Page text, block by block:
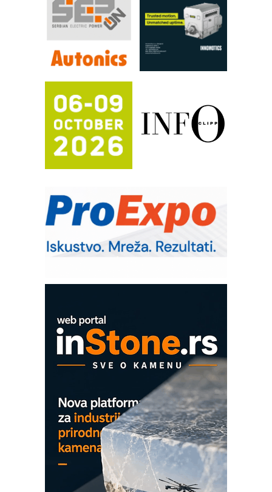
FANUC: Najbolje za vašu pametnu
automatizaciju
Efikasno upravljanje energijom
Automatizacija pakovanja · Display
Potpuna efikasnost bez složenih
sistema
Trajna oznaka kao dugoročna korist
Bezbednost na prvom mestu!
IB BLUMENAUER - više od 40 godina
poverenja u industriji
– Pametna signalizacija za efikasnije
upravljanje mašinama
Sigurnije ispitivanje transformatora u
solarnim elektranama i vetroparkovima
Pranje točkova na gradilištu- standard
Proizvodnja iC7 Hybrid 1500 VDC
COMBYPACK
EVOKS Maintenance Management
ROSA i SCHUNK podižu proizvodnju
Detekcija različitih oblika